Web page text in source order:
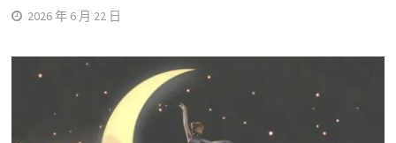
2026 年 6 月 22 日